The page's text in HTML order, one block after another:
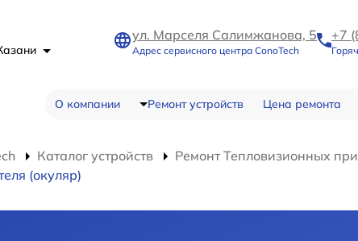
ул. Марселя Салимжанова, 5
Адрес сервисного центра ConoTech
+7
О компании Ремонт устройств Цена ремонта
Каталог устройств Ремонт Тепловизионных
(окуляр)